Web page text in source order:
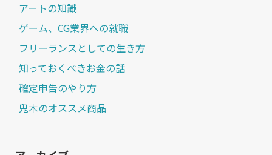
アートの知識
ゲーム、CG業界への就職
フリーランスとしての生き方
知っておくべきお金の話
確定申告のやり方
鬼木のオススメ商品